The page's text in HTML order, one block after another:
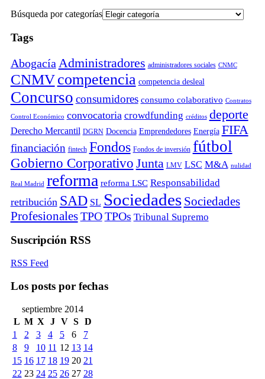
Búsqueda por categorías
Tags
Abogacía Administradores administradores sociales CNMC
CNMV competencia competencia desleal
Concurso consumidores consumo colaborativo Contratos
Control Económico convocatoria crowdfunding créditos deporte
Derecho Mercantil DGRN Docencia Emprendedores Energía FIFA
financiación fintech Fondos Fondos de inversión fútbol
Gobierno Corporativo Junta LMV LSC M&A nulidad
Real Madrid reforma reforma LSC Responsabilidad
retribución SAD SL Sociedades Sociedades
Profesionales TPO TPOs Tribunal Supremo
Suscripción RSS
RSS Feed
Los posts por fechas
septiembre 2014
L M X J V S D
1 2 3 4 5 6
7
8
9 10 11 12 13 14
15 16 17 18 19 20 21
22 23 24 25 26 27 28